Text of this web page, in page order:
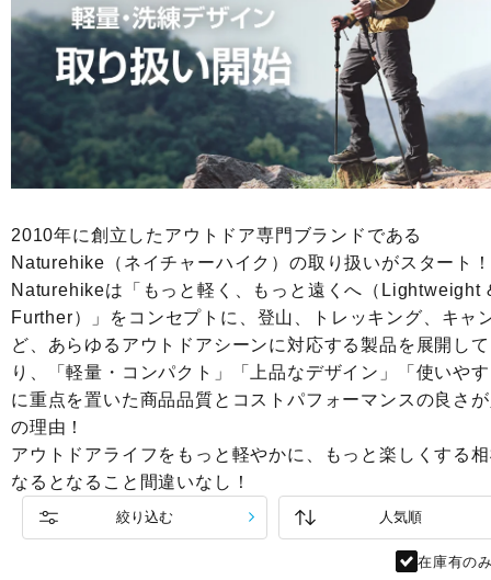
2010年に創立したアウトドア専門ブランドである
Naturehike（ネイチャーハイク）の取り扱いがスタート！
Naturehikeは「もっと軽く、もっと遠くへ（Lightweight
Further）」をコンセプトに、登山、トレッキング、キャ
ど、あらゆるアウトドアシーンに対応する製品を展開し
り、「軽量・コンパクト」「上品なデザイン」「使いや
に重点を置いた商品品質とコストパフォーマンスの良さ
の理由！
アウトドアライフをもっと軽やかに、もっと楽しくする
なるとなること間違いなし！
絞り込む
在庫有の